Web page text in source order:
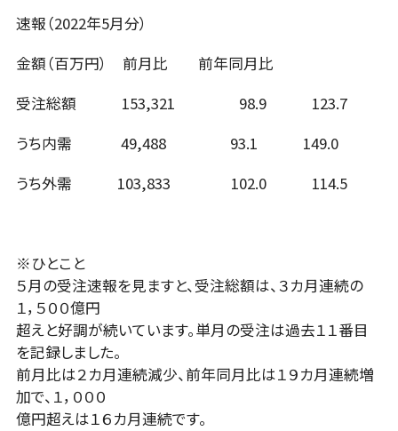
速報（2022年5月分）
金額（百万円） 前月比 前年同月比
受注総額 153,321 98.9 123.7
うち内需 49,488 93.1 149.0
うち外需 103,833 102.0 114.5
※ひとこと
５月の受注速報を見ますと、受注総額は、３カ月連続の
１，５００億円
超えと好調が続いています。単月の受注は過去１１番目
を記録しました。
前月比は２カ月連続減少、前年同月比は１９カ月連続増
加で、１，０００
億円超えは１６カ月連続です。